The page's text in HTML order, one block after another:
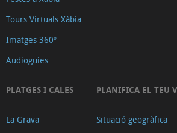
Tours Virtuals Xàbia
Imatges 360º
Audioguies
PLATGES I CALES
La Grava
PLANIFICA EL TEU
Situació geogràfica